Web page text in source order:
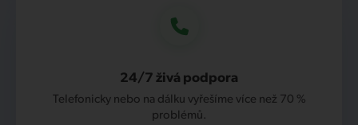
24/7 živá podpora
Telefonicky nebo na dálku vyřešíme více než 70 %
problémů.